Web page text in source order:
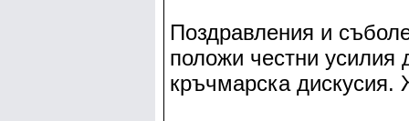
Поздравления и
положи честни усилия
кръчмарска дискусия.